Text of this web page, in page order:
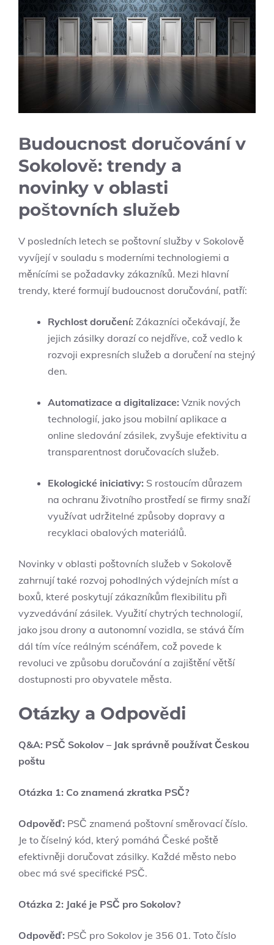
Budoucnost doručování v
Sokolově: trendy a
novinky v oblasti
poštovních služeb
V posledních letech se poštovní služby v Sokolově
vyvíjejí v souladu s moderními technologiemi a
měnícími se požadavky zákazníků. Mezi hlavní
trendy, které formují budoucnost doručování, patří:
Rychlost doručení: Zákazníci očekávají, že
jejich zásilky dorazí co nejdříve, což vedlo k
rozvoji expresních služeb a doručení na stejný
den.
Automatizace a digitalizace: Vznik nových
technologií, jako jsou mobilní aplikace a
online sledování zásilek, zvyšuje efektivitu a
transparentnost doručovacích služeb.
Ekologické iniciativy: S rostoucím důrazem
na ochranu životního prostředí se firmy snaží
využívat udržitelné způsoby dopravy a
recyklaci obalových materiálů.
Novinky v oblasti poštovních služeb v Sokolově
zahrnují také rozvoj pohodlných výdejních míst a
boxů, které poskytují zákazníkům flexibilitu při
vyzvedávání zásilek. Využití chytrých technologií,
jako jsou drony a autonomní vozidla, se stává čím
dál tím více reálným scénářem, což povede k
revoluci ve způsobu doručování a zajištění větší
dostupnosti pro obyvatele města.
Otázky a Odpovědi
Q&A: PSČ Sokolov – Jak správně používat Českou
poštu
Otázka 1: Co znamená zkratka PSČ?
Odpověď: PSČ znamená poštovní směrovací číslo.
Je to číselný kód, který pomáhá České poště
efektivněji doručovat zásilky. Každé město nebo
obec má své specifické PSČ.
Otázka 2: Jaké je PSČ pro Sokolov?
Odpověď: PSČ pro Sokolov je 356 01. Toto číslo